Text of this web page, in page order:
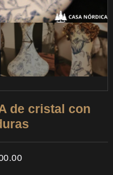
de cristal con